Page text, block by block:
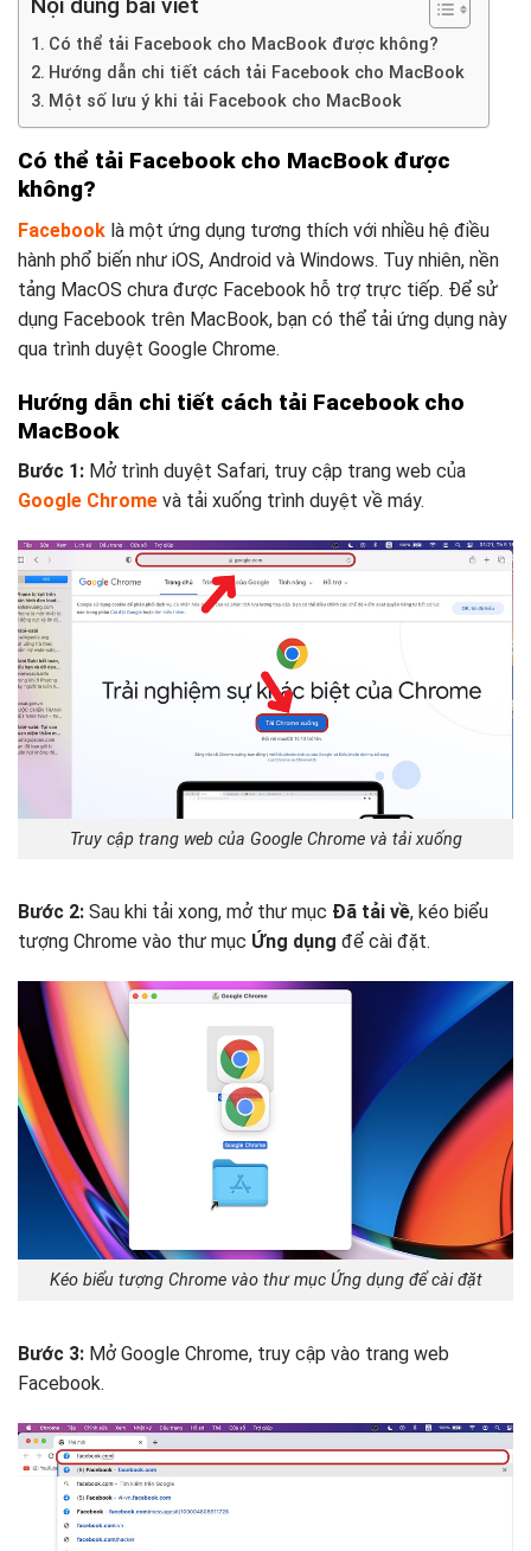
Nội dung bài viết
Có thể tải Facebook cho MacBook được không?
Hướng dẫn chi tiết cách tải Facebook cho MacBook
Một số lưu ý khi tải Facebook cho MacBook
Có thể tải Facebook cho MacBook được
không?
Facebook là một ứng dụng tương thích với nhiều hệ điều
hành phổ biến như iOS, Android và Windows. Tuy nhiên, nền
tảng MacOS chưa được Facebook hỗ trợ trực tiếp. Để sử
dụng Facebook trên MacBook, bạn có thể tải ứng dụng này
qua trình duyệt Google Chrome.
Hướng dẫn chi tiết cách tải Facebook cho
MacBook
Bước 1: Mở trình duyệt Safari, truy cập trang web của
Google Chrome và tải xuống trình duyệt về máy.
Truy cập trang web của Google Chrome và tải xuống
Bước 2: Sau khi tải xong, mở thư mục Đã tải về, kéo biểu
tượng Chrome vào thư mục Ứng dụng để cài đặt.
Kéo biểu tượng Chrome vào thư mục Ứng dụng để cài đặt
Bước 3: Mở Google Chrome, truy cập vào trang web
Facebook.